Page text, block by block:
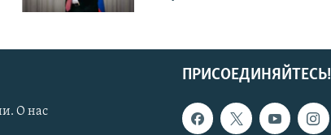
ПРИСОЕДИНЯЙТЕСЬ!
О нас